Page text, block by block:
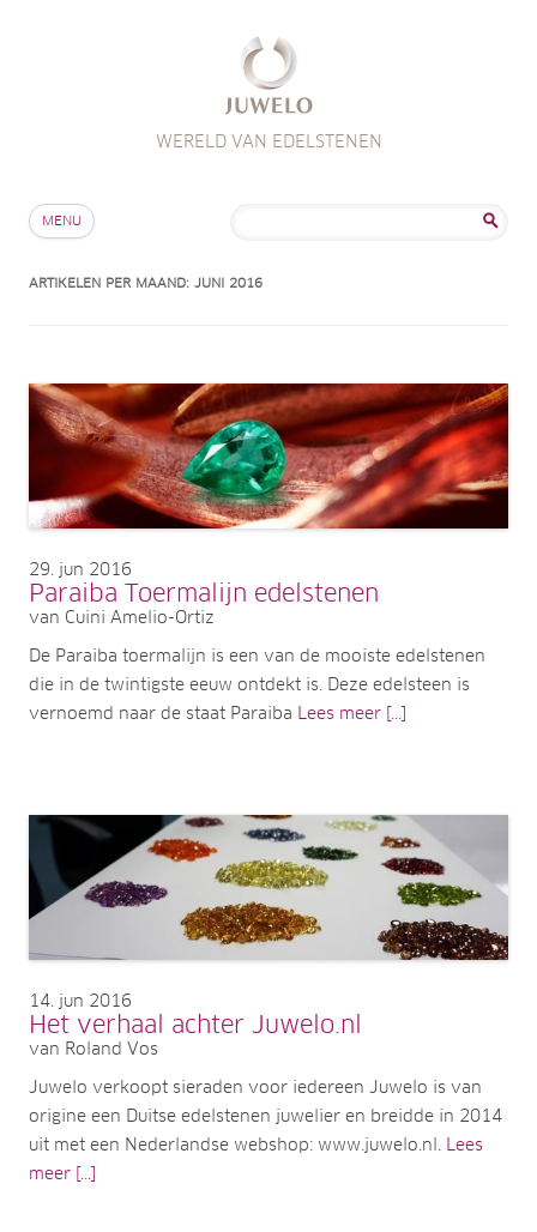
WERELD VAN EDELSTENEN
MENU
ARTIKELEN PER MAAND: JUNI 2016
29 jun 2016
Paraiba Toermalijn edelstenen
van Cuini Amelio-Ortiz
De Paraiba toermalijn is een van de mooiste edelstenen
die in de twintigste eeuw ontdekt is. Deze edelsteen is
vernoemd naar de staat Paraiba Lees meer [...]
14 jun 2016
Het verhaal achter Juwelo.nl
van Roland Vos
Juwelo verkoopt sieraden voor iedereen Juwelo is van
origine een Duitse edelstenen juwelier en breidde in 2014
uit met een Nederlandse webshop: www.juwelo.nl. Lees
meer [...]